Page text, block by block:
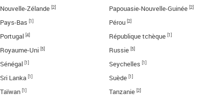
Nouvelle-Zélande [2] Papouasie-Nouvelle-Guinée [2]
Pays-Bas [1] Pérou [2]
Portugal [4] République tchèque [1]
Royaume-Uni [5] Russie [5]
Sénégal [1] Seychelles [1]
Sri Lanka [1] Suède [1]
Taïwan [1] Tanzanie [2]